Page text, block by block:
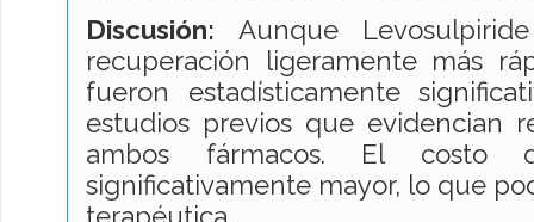
Discusión: Aunque
recuperación ligeramente más
fueron estadísticamente
estudios previos que evidencian
ambos fármacos. El costo
significativamente mayor, lo que